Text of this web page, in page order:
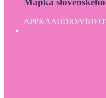
Mapka
APPKAAUDIO/VIDEO